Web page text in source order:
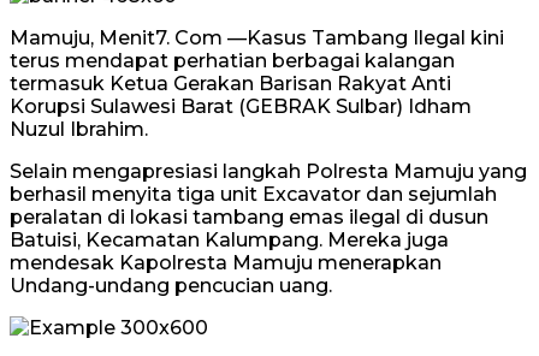
Mamuju, Menit7. Com —Kasus Tambang Ilegal kini
terus mendapat perhatian berbagai kalangan
termasuk Ketua Gerakan Barisan Rakyat Anti
Korupsi Sulawesi Barat (GEBRAK Sulbar) Idham
Nuzul Ibrahim.
Selain mengapresiasi langkah Polresta Mamuju yang
berhasil menyita tiga unit Excavator dan sejumlah
peralatan di lokasi tambang emas ilegal di dusun
Batuisi, Kecamatan Kalumpang. Mereka juga
mendesak Kapolresta Mamuju menerapkan
Undang-undang pencucian uang.